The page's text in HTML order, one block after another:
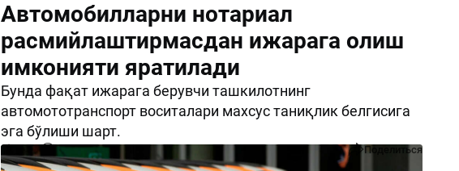
Автомобилларни нотариал
расмийлаштирмасдан ижарага олиш
имконияти яратилади
Бунда фақат ижарага берувчи ташкилотнинг
автомототранспорт воситалари махсус таниқлик белгисига
эга бўлиши шарт.
1660 0 Поделиться